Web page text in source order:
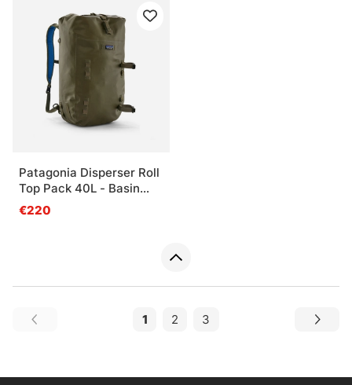
Patagonia Disperser Roll
Top Pack 40L - Basin
Green
€220
1 2 3